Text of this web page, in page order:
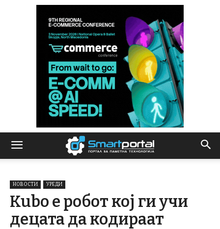
НОВОСТИ УРЕДИ
Kubo е робот кој ги учи
децата да кодираат